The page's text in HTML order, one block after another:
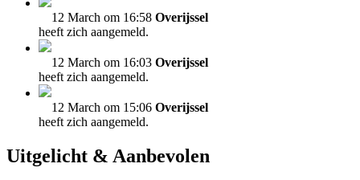
12 March om 16:58 Overijssel
heeft zich aangemeld.
12 March om 16:03 Overijssel
heeft zich aangemeld.
12 March om 15:06 Overijssel
heeft zich aangemeld.
Uitgelicht & Aanbevolen